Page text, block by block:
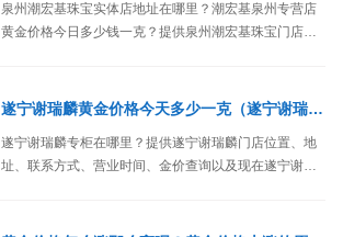
泉州潮宏基珠宝实体店地址在哪里？潮宏基泉州专营店
黄金价格今日多少钱一克？提供泉州潮宏基珠宝门店黄
遂宁谢瑞麟黄金价格今天多少一克（遂宁谢瑞麟珠宝实体店）
遂宁谢瑞麟专柜在哪里？提供遂宁谢瑞麟门店位置、地
址、联系方式、营业时间、金价查询以及现在遂宁谢瑞